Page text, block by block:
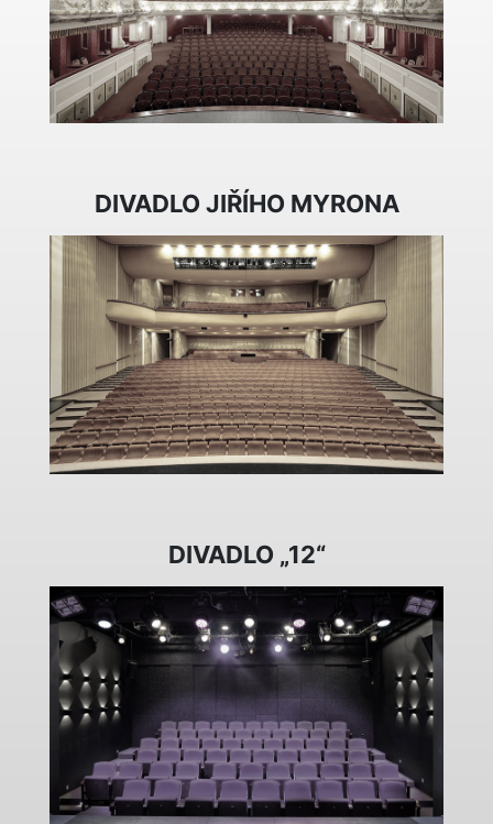
DIVADLO JIŘÍHO MYRONA
DIVADLO „12“